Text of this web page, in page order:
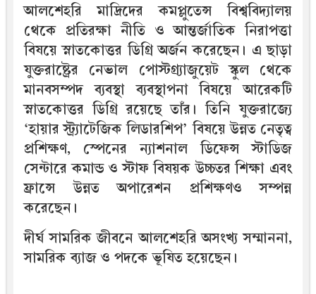
আলশেহরি মাদ্রিদের কমপ্লুতেন্স বিশ্ববিদ্যালয়
থেকে প্রতিরক্ষা নীতি ও আন্তর্জাতিক নিরাপত্তা
বিষয়ে স্নাতকোত্তর ডিগ্রি অর্জন করেছেন। এ ছাড়া
যুক্তরাষ্ট্রের নেভাল পোস্টগ্র্যাজুয়েট স্কুল থেকে
মানবসম্পদ ব্যবস্থা ব্যবস্থাপনা বিষয়ে আরেকটি
স্নাতকোত্তর ডিগ্রি রয়েছে তাঁর। তিনি যুক্তরাজ্যে
‘হায়ার স্ট্র্যাটেজিক লিডারশিপ’ বিষয়ে উন্নত নেতৃত্ব
প্রশিক্ষণ, স্পেনের ন্যাশনাল ডিফেন্স স্টাডিজ
সেন্টারে কমান্ড ও স্টাফ বিষয়ক উচ্চতর শিক্ষা এবং
ফ্রান্সে উন্নত অপারেশন প্রশিক্ষণও সম্পন্ন
করেছেন।
দীর্ঘ সামরিক জীবনে আলশেহরি অসংখ্য সম্মাননা,
সামরিক ব্যাজ ও পদকে ভূষিত হয়েছেন।